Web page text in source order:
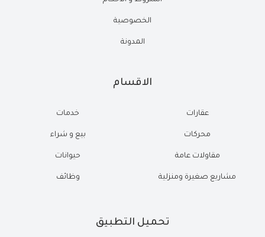
الخصوصية
المدونة
الاقسام
عقارات
محركات
مقاولات عامة
مشاريع صغيرة ومنزلية
خدمات
بيع و شراء
حيوانات
وظائف
تحميل التطبيق